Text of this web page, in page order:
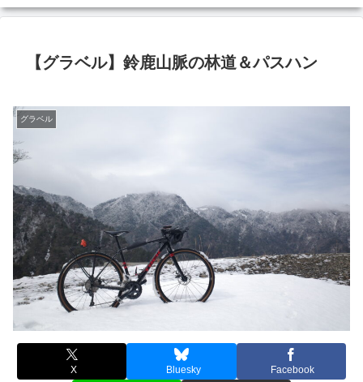
【グラベル】鈴鹿山脈の林道＆パスハン
グラベル
X Bluesky Facebook